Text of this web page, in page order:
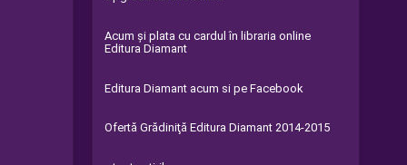
Acum şi plata cu cardul în libraria online
Editura Diamant
Editura Diamant acum si pe Facebook
Ofertă Grădiniţă Editura Diamant 2014-2015